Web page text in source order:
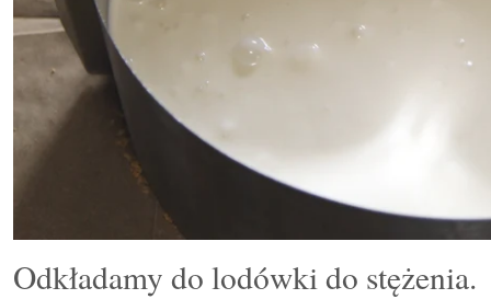
Odkładamy do lodówki do stężenia.